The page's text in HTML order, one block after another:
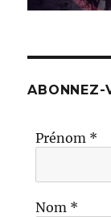
ABONNEZ-
Prénom *
Nom *